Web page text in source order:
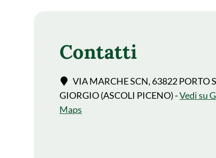
Contatti
VIA MARCHE SCN, 63822 PORTO
GIORGIO (ASCOLI PICENO) -Vedi su
Maps